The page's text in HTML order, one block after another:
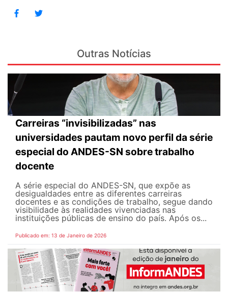
Outras Notícias
Carreiras “invisibilizadas” nas
universidades pautam novo perfil da série
especial do ANDES-SN sobre trabalho
docente
A série especial do ANDES-SN, que expõe as
desigualdades entre as diferentes carreiras
docentes e as condições de trabalho, segue dando
visibilidade às realidades vivenciadas nas
instituições públicas de ensino do país. Após os...
Publicado em: 13 de Janeiro de 2026